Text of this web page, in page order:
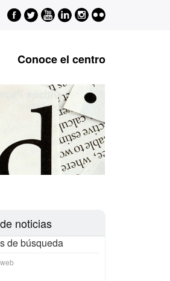
Facebook
Twitter
Youtube
LinkedIn
Instagram
Flickr
Conoce el centro
noticias
de búsqueda